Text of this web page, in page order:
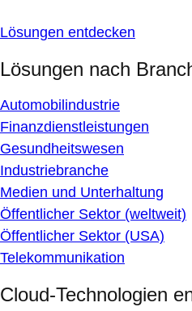
Lösungen entdecken
Lösungen nach
Automobilindustrie
Finanzdienstleistungen
Gesundheitswesen
Industriebranche
Medien und Unterhaltung
Öffentlicher Sektor (weltweit)
Öffentlicher Sektor (USA)
Telekommunikation
Cloud-Technologien